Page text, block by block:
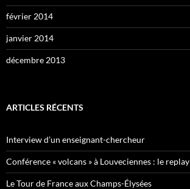
février 2014
janvier 2014
décembre 2013
ARTICLES RÉCENTS
Interview d’un enseignant-chercheur
Conférence « volcans » à Louveciennes : le replay
Le Tour de France aux Champs-Élysées